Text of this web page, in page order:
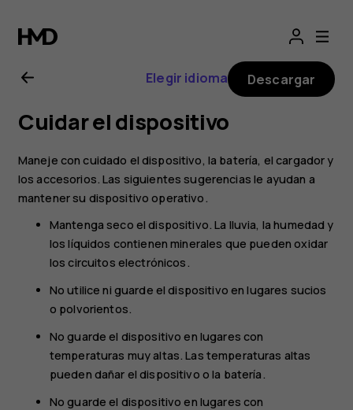
Guía
del
usuario
de
Nokia
G11
Elegir idioma Descargar
Cuidar el dispositivo
Maneje con cuidado el dispositivo, la batería, el cargador y
los accesorios. Las siguientes sugerencias le ayudan a
mantener su dispositivo operativo.
Mantenga seco el dispositivo. La lluvia, la humedad y
los líquidos contienen minerales que pueden oxidar
los circuitos electrónicos.
No utilice ni guarde el dispositivo en lugares sucios
o polvorientos.
No guarde el dispositivo en lugares con
temperaturas muy altas. Las temperaturas altas
pueden dañar el dispositivo o la batería.
No guarde el dispositivo en lugares con